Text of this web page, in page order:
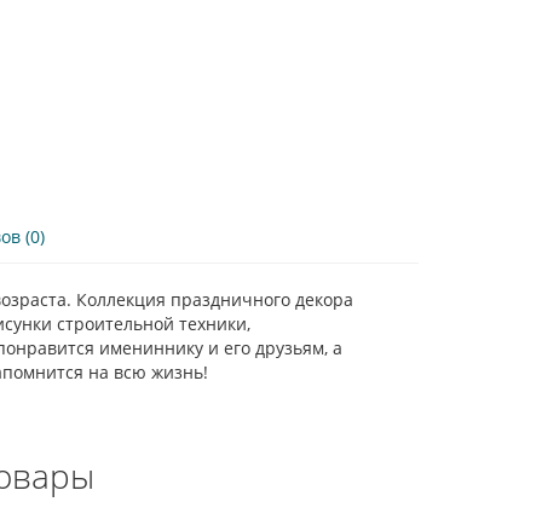
(0)
Коллекция праздничного декора
строительной техники,
имениннику и его друзьям, а
на всю жизнь!